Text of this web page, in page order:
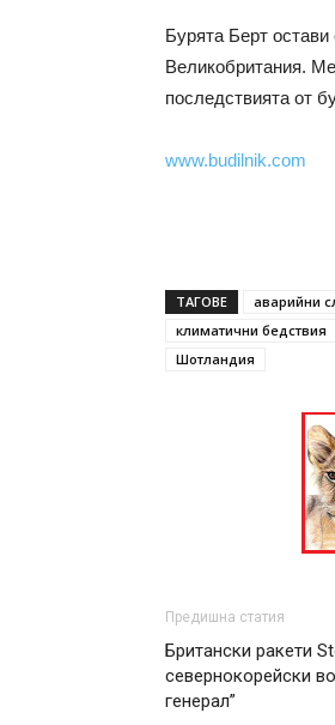
Бурята Берт
Великобритания.
последствията от
www.budilnik.com
ТАГОВЕ аварийни
климатични бедствия
Шотландия
Предишна статия
Британски ракети
севернокорейски
генерал”